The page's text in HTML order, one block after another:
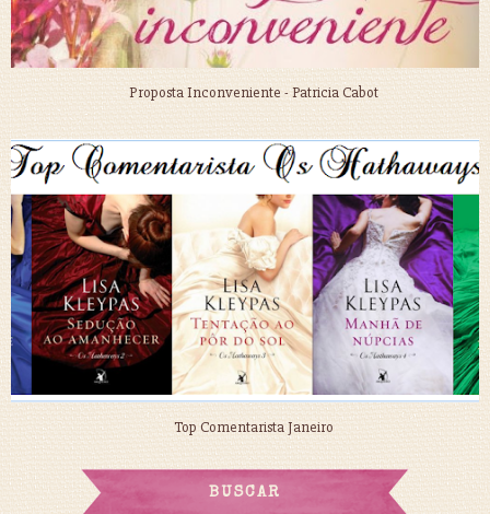
Proposta Inconveniente - Patricia Cabot
Top Comentarista Janeiro
BUSCAR